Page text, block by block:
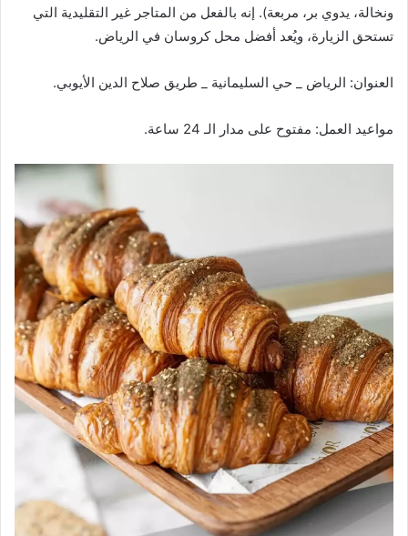
ونخالة، يدوي بر، مربعة). إنه بالفعل من المتاجر غير التقليدية التي
تستحق الزيارة، ويُعد أفضل محل كروسان في الرياض.
العنوان: الرياض _ حي السليمانية _ طريق صلاح الدين الأيوبي.
مواعيد العمل: مفتوح على مدار الـ 24 ساعة.